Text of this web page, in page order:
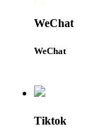
WeChat
WeChat
Tiktok